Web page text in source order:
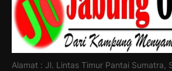
Alamat : Jl. Lintas Timur Pantai Sumatra,